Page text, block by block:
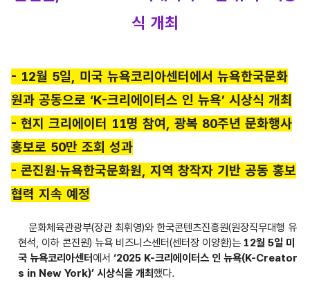
식 개최
- 12월 5일, 미국 뉴욕코리아센터에서 뉴욕한국문화
원과 공동으로 ‘K-크리에이터스 인 뉴욕’ 시상식 개최
- 현지 크리에이터 11명 참여, 광복 80주년 문화행사
홍보로 50만 조회 성과
- 콘진원·뉴욕한국문화원, 지역 창작자 기반 공동 홍보
협력 지속 예정
문화체육관광부(장관 최휘영)와 한국콘텐츠진흥원(원장직무대행 유
현석, 이하 콘진원) 뉴욕 비즈니스센터(센터장 이양환)는 12월 5일 미
국 뉴욕코리아센터에서 ‘2025 K-크리에이터스 인 뉴욕(K-Creator
s in New York)’ 시상식을 개최했다.